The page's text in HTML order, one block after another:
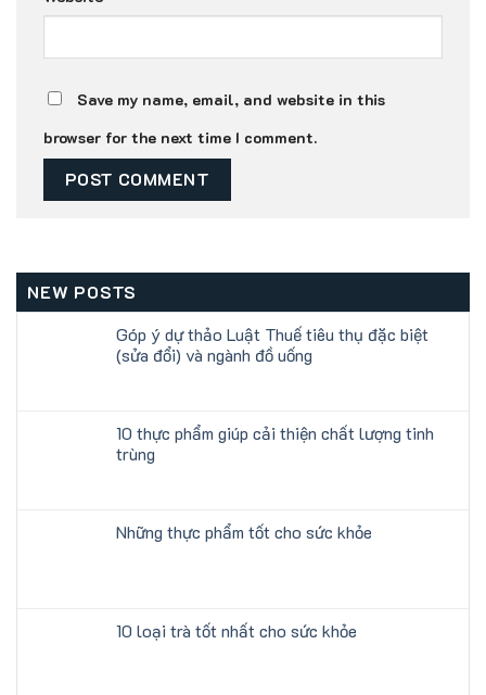
Save my name, email, and website in this
browser for the next time I comment.
NEW POSTS
Góp ý dự thảo Luật Thuế tiêu thụ đặc biệt
(sửa đổi) và ngành đồ uống
10 thực phẩm giúp cải thiện chất lượng tinh
trùng
Những thực phẩm tốt cho sức khỏe
10 loại trà tốt nhất cho sức khỏe